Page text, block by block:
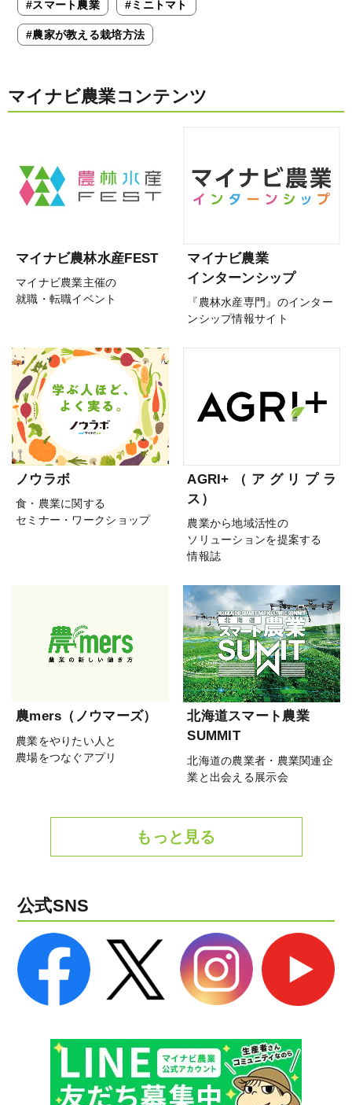
#スマート農業 #ミニトマト
#農家が教える栽培方法
マイナビ農業コンテンツ
マイナビ農林水産FEST
マイナビ農業主催の
就職・転職イベント
マイナビ農業
インターンシップ
『農林水産専門』のインター
ンシップ情報サイト
ノウラボ
食・農業に関する
セミナー・ワークショップ
AGRI+（アグリプラ
ス）
農業から地域活性の
ソリューションを提案する
情報誌
農mers（ノウマーズ）
農業をやりたい人と
農場をつなぐアプリ
北海道スマート農業
SUMMIT
北海道の農業者・農業関連企
業と出会える展示会
もっと見る
公式SNS